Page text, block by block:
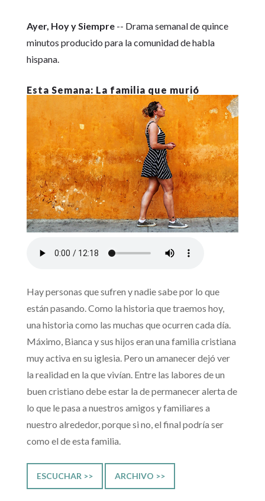
Ayer, Hoy y Siempre-- Drama semanal de quince
minutos producido para la comunidad de habla
hispana.
La familia que murió
Hay personas que sufren y nadie sabe por lo que
están pasando. Como la historia que traemos hoy,
una historia como las muchas que ocurren cada día.
Máximo, Bianca y sus hijos eran una familia cristiana
muy activa en su iglesia. Pero un amanecer dejó ver
la realidad en la que vivían. Entre las labores de un
buen cristiano debe estar la de permanecer alerta de
lo que le pasa a nuestros amigos y familiares a
nuestro alrededor, porque si no, el final podría ser
como el de esta familia.
ESCUCHAR >> ARCHIVO >>